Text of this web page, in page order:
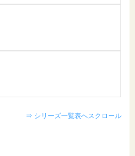
⇒ シリーズ一覧表へスクロール